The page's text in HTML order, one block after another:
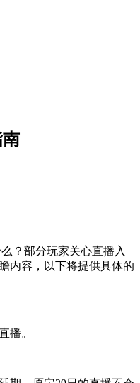
？部分玩家关心直播入
内容，以下将提供具体的
播。